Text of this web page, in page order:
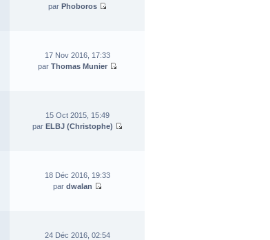
par Phoboros
17 Nov 2016, 17:33
par Thomas Munier
15 Oct 2015, 15:49
par ELBJ (Christophe)
18 Déc 2016, 19:33
par dwalan
24 Déc 2016, 02:54